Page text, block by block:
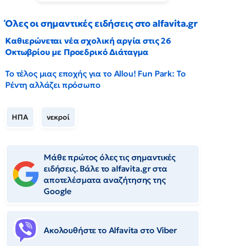
Όλες οι σημαντικές ειδήσεις στο alfavita.gr
Καθιερώνεται νέα σχολική αργία στις 26
Οκτωβρίου με Προεδρικό Διάταγμα
Το τέλος μιας εποχής για το Allou! Fun Park: Το
Ρέντη αλλάζει πρόσωπο
ΗΠΑ νεκροί
Μάθε πρώτος όλες τις σημαντικές
ειδήσεις. Βάλε το alfavita.gr στα
αποτελέσματα αναζήτησης της
Google
Ακολουθήστε το Αlfavita στο Viber